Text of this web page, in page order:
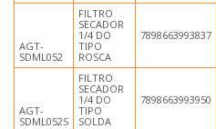
AGT-
SDML052
FILTRO
SECADOR
1/4 DO
TIPO
ROSCA
7898663993837
AGT-
SDML052S
FILTRO
SECADOR
1/4 DO
TIPO
SOLDA
7898663993950